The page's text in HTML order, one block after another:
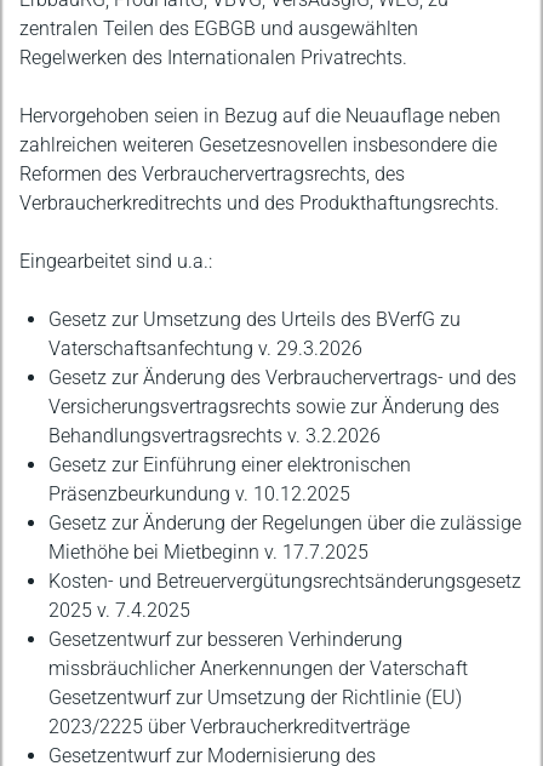
zentralen Teilen des EGBGB und ausgewählten
Regelwerken des Internationalen Privatrechts.
Hervorgehoben seien in Bezug auf die Neuauflage neben
zahlreichen weiteren Gesetzesnovellen insbesondere die
Reformen des Verbrauchervertragsrechts, des
Verbraucherkreditrechts und des Produkthaftungsrechts.
Eingearbeitet sind u.a.:
Gesetz zur Umsetzung des Urteils des BVerfG zu
Vaterschaftsanfechtung v. 29.3.2026
Gesetz zur Änderung des Verbrauchervertrags- und des
Versicherungsvertragsrechts sowie zur Änderung des
Behandlungsvertragsrechts v. 3.2.2026
Gesetz zur Einführung einer elektronischen
Präsenzbeurkundung v. 10.12.2025
Gesetz zur Änderung der Regelungen über die zulässige
Miethöhe bei Mietbeginn v. 17.7.2025
Kosten- und Betreuervergütungsrechtsänderungsgesetz
2025 v. 7.4.2025
Gesetzentwurf zur besseren Verhinderung
missbräuchlicher Anerkennungen der Vaterschaft
Gesetzentwurf zur Umsetzung der Richtlinie (EU)
2023/2225 über Verbraucherkreditverträge
Gesetzentwurf zur Modernisierung des